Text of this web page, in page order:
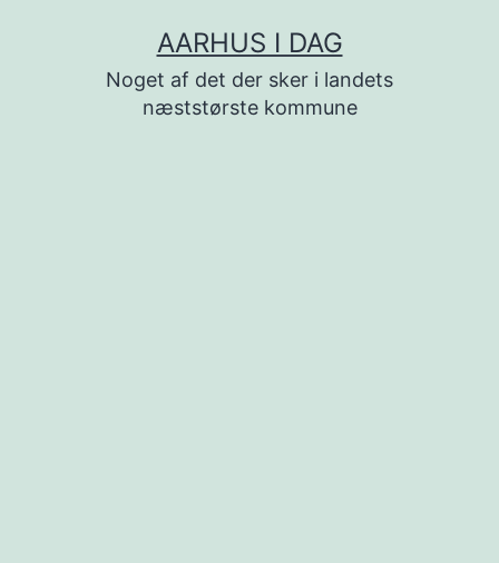
AARHUS I DAG
Noget af det der sker i landets
næststørste kommune